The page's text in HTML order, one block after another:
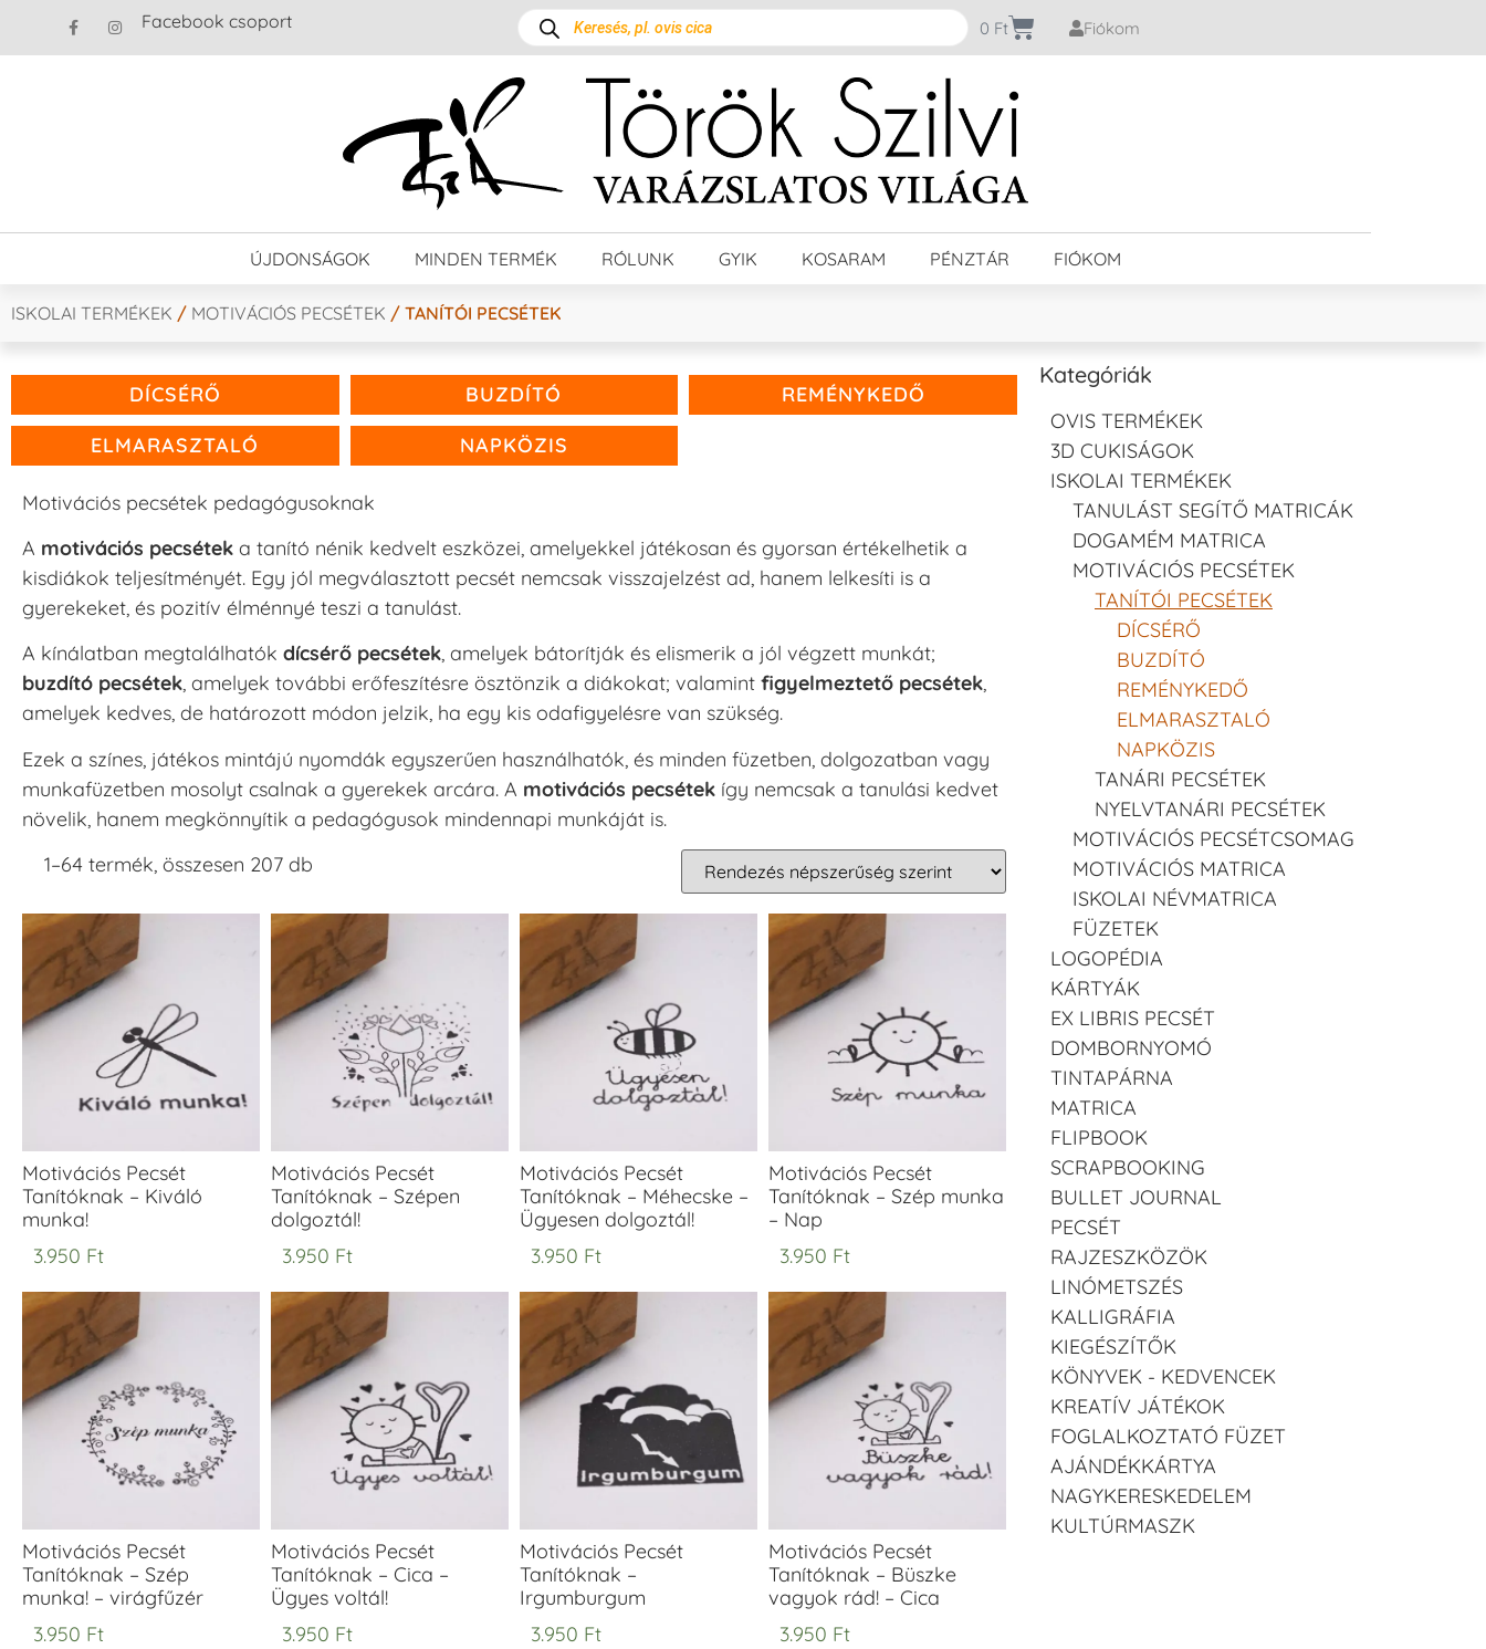
Facebook csoport 0 Ft Fiókom
ÚJDONSÁGOK MINDEN TERMÉK RÓLUNK GYIK KOSARAM PÉNZTÁR FIÓKOM
ISKOLAI TERMÉKEK / MOTIVÁCIÓS PECSÉTEK / TANÍTÓI PECSÉTEK
DÍCSÉRŐ BUZDÍTÓ
REMÉNYKEDŐ
ELMARASZTALÓ
NAPKÖZIS
Motivációs pecsétek pedagógusoknak
A motivációs pecsétek a tanító nénik kedvelt eszközei, amelyekkel játékosan és gyorsan értékelhetik a
kisdiákok teljesítményét. Egy jól megválasztott pecsét nemcsak visszajelzést ad, hanem lelkesíti is a
gyerekeket, és pozitív élménnyé teszi a tanulást.
A kínálatban megtalálhatók dícsérő pecsétek, amelyek bátorítják és elismerik a jól végzett munkát;
buzdító pecsétek, amelyek további erőfeszítésre ösztönzik a diákokat; valamint figyelmeztető pecsétek,
amelyek kedves, de határozott módon jelzik, ha egy kis odafigyelésre van szükség.
Ezek a színes, játékos mintájú nyomdák egyszerűen használhatók, és minden füzetben, dolgozatban vagy
munkafüzetben mosolyt csalnak a gyerekek arcára. A motivációs pecsétek így nemcsak a tanulási kedvet
növelik, hanem megkönnyítik a pedagógusok mindennapi munkáját is.
1–64 termék, összesen 207 db
Motivációs Pecsét
Tanítóknak – Kiváló
munka!
3.950 Ft
Motivációs Pecsét
Tanítóknak – Szépen
dolgoztál!
3.950 Ft
Motivációs Pecsét
Tanítóknak – Méhecske –
Ügyesen dolgoztál!
3.950 Ft
Motivációs Pecsét
Tanítóknak – Szép munka
– Nap
3.950 Ft
Motivációs Pecsét
Tanítóknak – Szép
munka! – virágfűzér
3.950 Ft
Motivációs Pecsét
Tanítóknak – Cica –
Ügyes voltál!
3.950 Ft
Motivációs Pecsét
Tanítóknak –
Irgumburgum
3.950 Ft
Motivációs Pecsét
Tanítóknak – Büszke
vagyok rád! – Cica
3.950 Ft
Kategóriák
OVIS TERMÉKEK
3D CUKISÁGOK
ISKOLAI TERMÉKEK
TANULÁST SEGÍTŐ MATRICÁK
DOGAMÉM MATRICA
MOTIVÁCIÓS PECSÉTEK
TANÍTÓI PECSÉTEK
DÍCSÉRŐ
BUZDÍTÓ
REMÉNYKEDŐ
ELMARASZTALÓ
NAPKÖZIS
TANÁRI PECSÉTEK
NYELVTANÁRI PECSÉTEK
MOTIVÁCIÓS PECSÉTCSOMAG
MOTIVÁCIÓS MATRICA
ISKOLAI NÉVMATRICA
FÜZETEK
LOGOPÉDIA
KÁRTYÁK
EX LIBRIS PECSÉT
DOMBORNYOMÓ
TINTAPÁRNA
MATRICA
FLIPBOOK
SCRAPBOOKING
BULLET JOURNAL
PECSÉT
RAJZESZKÖZÖK
LINÓMETSZÉS
KALLIGRÁFIA
KIEGÉSZÍTŐK
KÖNYVEK - KEDVENCEK
KREATÍV JÁTÉKOK
FOGLALKOZTATÓ FÜZET
AJÁNDÉKKÁRTYA
NAGYKERESKEDELEM
KULTÚRMASZK